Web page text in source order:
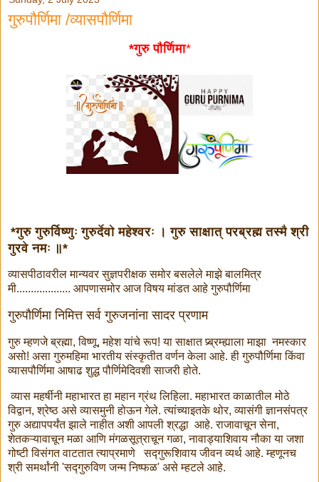
गुरुपौर्णिमा /व्यासपौर्णिमा
*गुरु पौर्णिमा*
*गुरु गुरुर्विष्णुः गुरुर्देवो महेश्वरः । गुरु साक्षात् परब्रह्म तस्मै श्री
गुरवे नमः ॥*
व्यासपीठावरील मान्यवर सुज्ञपरीक्षक समोर बसलेले माझे बालमित्र
मी................... आपणासमोर आज विषय मांडत आहे गुरुपौर्णिमा
गुरुपौर्णिमा निमित्त सर्व गुरुजनांना सादर प्रणाम
गुरु म्हणजे ब्रह्मा, विष्णू, महेश यांचे रूप! या साक्षात प्र्ब्रम्ह्याला माझा नमस्कार
असो! असा गुरुमहिमा भारतीय संस्कृतीत वर्णन केला आहे. ही गुरुपौर्णिमा किंवा
व्यासपौर्णिमा आषाढ शुद्ध पौर्णिमेदिवशी साजरी होते.
व्यास महर्षीनी महाभारत हा महान ग्रंथ लिहिला. महाभारत काळातील मोठे
विद्वान, श्रेष्ठ असे व्यासमुनी होऊन गेले. त्यांच्याइतके थोर, व्यासंगी ज्ञानसंपत्र
गुरु अद्यापपर्यंत झाले नाहीत अशी आपली श्रद्धा आहे. राजावाचून सेना,
शेतकऱ्यावाचून मळा आणि मंगळसूत्राचून गळा, नावाड्याशिवाय नौका या जशा
गोष्टी विसंगत वाटतात त्याप्रमाणे सद्गुरूशिवाय जीवन व्यर्थ आहे. म्हणूनच
श्री समर्थांनी 'सद्गुरुविण जन्म निष्फळ' असे म्हटले आहे.